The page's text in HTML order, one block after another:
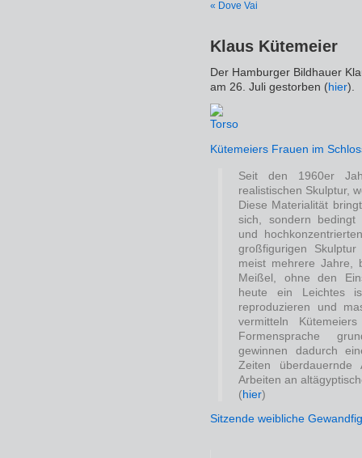
« Dove Vai
Klaus Kütemeier
Der Hamburger Bildhauer
am 26. Juli gestorben (hier).
Kütemeiers Frauen im
Seit den 1960er
realistischen Skulptur,
Diese Materialität
sich, sondern bedingt
und
großfigurigen
meist mehrere Jahre,
Meißel, ohne den
heute ein Leichtes
reproduzieren und
vermitteln
Formensprache
gewinnen dadurch
Zeiten
Arbeiten an
(hier)
Sitzende weibliche